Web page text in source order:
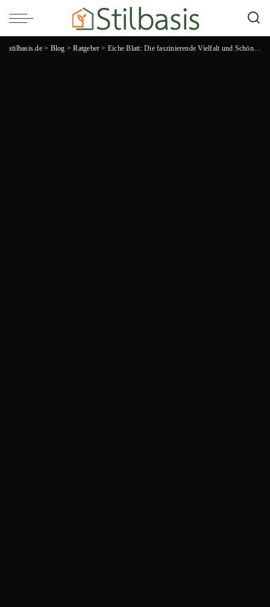
stilbasis.de> Blog >Ratgeber > Eiche Blatt: Die faszinierende Vielfalt und Schönheit einer jahrhundertealten Baumart